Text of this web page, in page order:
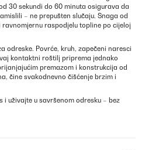
30 sekundi do 60 minuta osigurava da
– ne prepušten slučaju. Snaga od
raspodjelu topline po cijeloj
odreske. Povrće, kruh, zapečeni naresci
kontaktni roštilj priprema jednako
premazom i konstrukcija od
čine svakodnevno čišćenje brzim i
i uživajte u savršenom odresku – bez